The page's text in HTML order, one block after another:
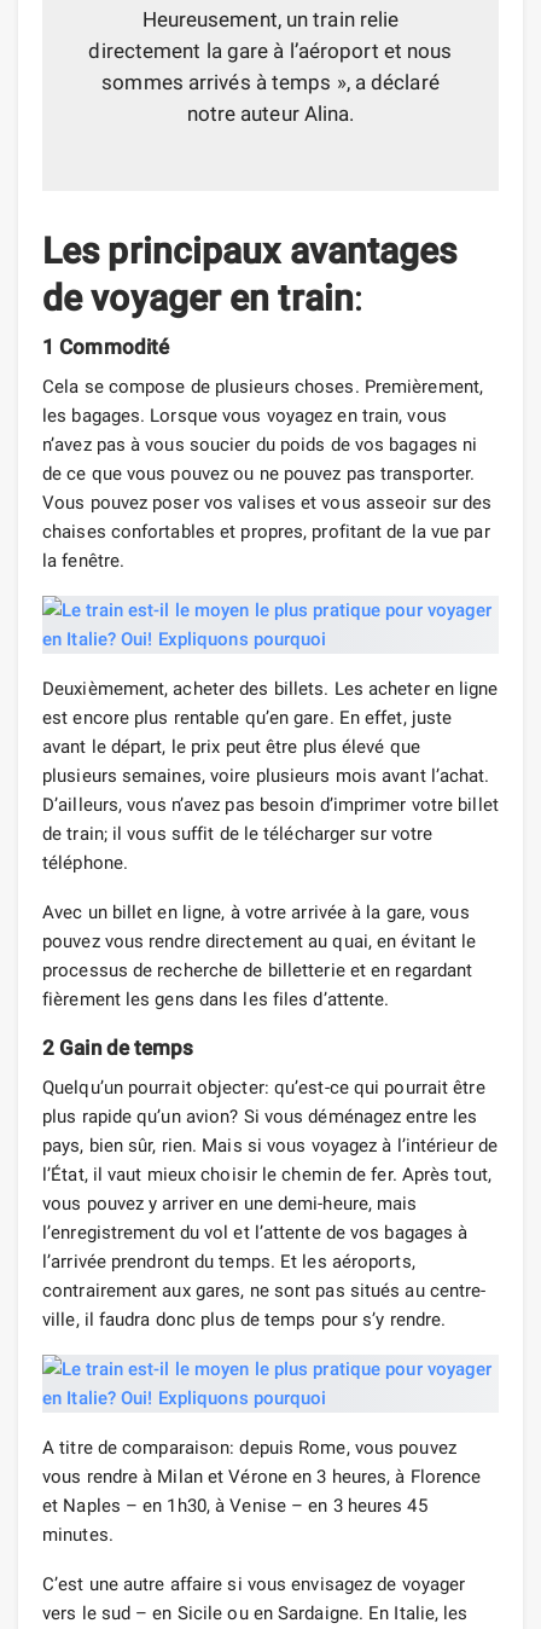
Heureusement, un train relie
directement la gare à l’aéroport et nous
sommes arrivés à temps », a déclaré
notre auteur Alina.
Les principaux avantages
de voyager en train:
1 Commodité
Cela se compose de plusieurs choses. Premièrement,
les bagages. Lorsque vous voyagez en train, vous
n’avez pas à vous soucier du poids de vos bagages ni
de ce que vous pouvez ou ne pouvez pas transporter.
Vous pouvez poser vos valises et vous asseoir sur des
chaises confortables et propres, profitant de la vue par
la fenêtre.
Deuxièmement, acheter des billets. Les acheter en ligne
est encore plus rentable qu’en gare. En effet, juste
avant le départ, le prix peut être plus élevé que
plusieurs semaines, voire plusieurs mois avant l’achat.
D’ailleurs, vous n’avez pas besoin d’imprimer votre billet
de train; il vous suffit de le télécharger sur votre
téléphone.
Avec un billet en ligne, à votre arrivée à la gare, vous
pouvez vous rendre directement au quai, en évitant le
processus de recherche de billetterie et en regardant
fièrement les gens dans les files d’attente.
2 Gain de temps
Quelqu’un pourrait objecter: qu’est-ce qui pourrait être
plus rapide qu’un avion? Si vous déménagez entre les
pays, bien sûr, rien. Mais si vous voyagez à l’intérieur de
l’État, il vaut mieux choisir le chemin de fer. Après tout,
vous pouvez y arriver en une demi-heure, mais
l’enregistrement du vol et l’attente de vos bagages à
l’arrivée prendront du temps. Et les aéroports,
contrairement aux gares, ne sont pas situés au centre-
ville, il faudra donc plus de temps pour s’y rendre.
A titre de comparaison: depuis Rome, vous pouvez
vous rendre à Milan et Vérone en 3 heures, à Florence
et Naples – en 1h30, à Venise – en 3 heures 45
minutes.
C’est une autre affaire si vous envisagez de voyager
vers le sud – en Sicile ou en Sardaigne. En Italie, les